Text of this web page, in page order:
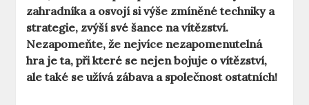
zahradníka a osvojí si výše zmíněné techniky a
strategie, zvýší své šance na vítězství.
Nezapomeňte, že nejvíce nezapomenutelná
hra je ta, při které se nejen bojuje o vítězství,
ale také se užívá zábava a společnost ostatních!